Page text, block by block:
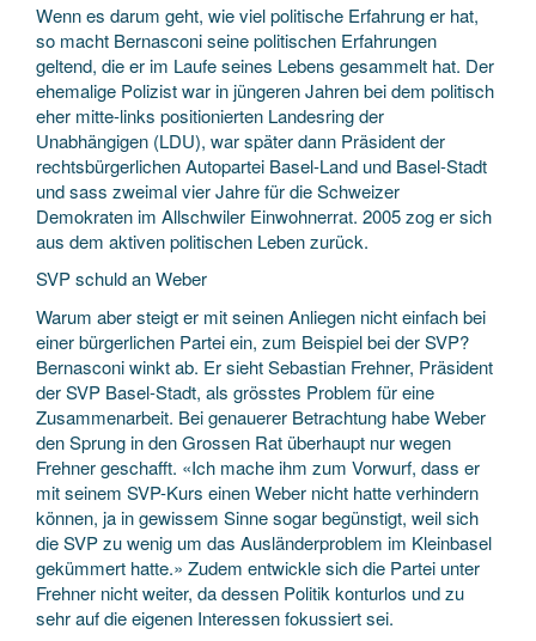
Wenn es darum geht, wie viel politische Erfahrung er hat,
so macht Bernasconi seine politischen Erfahrungen
geltend, die er im Laufe seines Lebens gesammelt hat. Der
ehemalige Polizist war in jüngeren Jahren bei dem politisch
eher mitte-links positionierten Landesring der
Unabhängigen (LDU), war später dann Präsident der
rechtsbürgerlichen Autopartei Basel-Land und Basel-Stadt
und sass zweimal vier Jahre für die Schweizer
Demokraten im Allschwiler Einwohnerrat. 2005 zog er sich
aus dem aktiven politischen Leben zurück.
SVP schuld an Weber
Warum aber steigt er mit seinen Anliegen nicht einfach bei
einer bürgerlichen Partei ein, zum Beispiel bei der SVP?
Bernasconi winkt ab. Er sieht Sebastian Frehner, Präsident
der SVP Basel-Stadt, als grösstes Problem für eine
Zusammenarbeit. Bei genauerer Betrachtung habe Weber
den Sprung in den Grossen Rat überhaupt nur wegen
Frehner geschafft. «Ich mache ihm zum Vorwurf, dass er
mit seinem SVP-Kurs einen Weber nicht hatte verhindern
können, ja in gewissem Sinne sogar begünstigt, weil sich
die SVP zu wenig um das Ausländerproblem im Kleinbasel
gekümmert hatte.» Zudem entwickle sich die Partei unter
Frehner nicht weiter, da dessen Politik konturlos und zu
sehr auf die eigenen Interessen fokussiert sei.